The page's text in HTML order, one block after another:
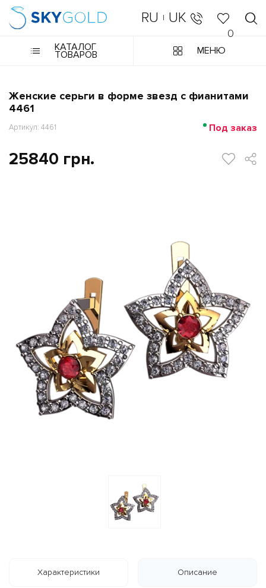
RU | UK
0
КАТАЛОГ
ТОВАРОВ МЕНЮ
Женские серьги в форме звезд с фианитами
4461
Артикул: 4461 Под заказ
25840 грн.
Характеристики Описание